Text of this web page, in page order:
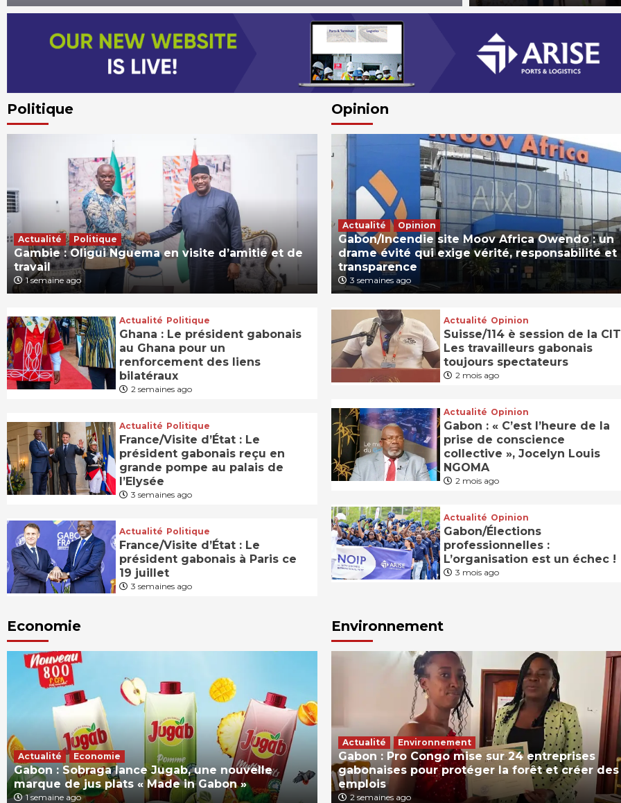
Politique
Actualité Politique
Gambie : Oligui Nguema en visite d’amitié et de
travail
1 semaine ago
Actualité Politique
Ghana : Le président gabonais
au Ghana pour un
renforcement des liens
bilatéraux
2 semaines ago
Actualité Politique
France/Visite d’État : Le
président gabonais reçu en
grande pompe au palais de
l’Elysée
3 semaines ago
Actualité Politique
France/Visite d’État : Le
président gabonais à Paris ce
19 juillet
3 semaines ago
Opinion
Actualité Opinion
Gabon/Incendie site Moov Africa Owendo : un
drame évité qui exige vérité, responsabilité et
transparence
3 semaines ago
Actualité Opinion
Suisse/114 è session de la
Les travailleurs gabonais
toujours spectateurs
2 mois ago
Actualité Opinion
Gabon : « C’est l’heure de la
prise de conscience
collective », Jocelyn Louis
NGOMA
2 mois ago
Actualité Opinion
Gabon/Élections
professionnelles :
L’organisation est un échec !
3 mois ago
Economie
Actualité Economie
Gabon : Sobraga lance Jugab, une nouvelle
marque de jus plats « Made in Gabon »
1 semaine ago
Environnement
Actualité Environnement
Gabon : Pro Congo mise sur 24 entreprises
gabonaises pour protéger la forêt et créer des
emplois
2 semaines ago